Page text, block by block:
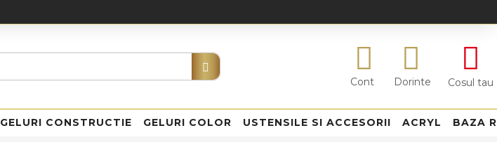
Cont Dorinte Cosul tau
GELURI CONSTRUCTIE GELURI COLOR USTENSILE SI ACCESORII ACRYL BAZA